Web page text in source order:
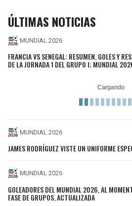
ÚLTIMAS NOTICIAS
MUNDIAL 2026
FRANCIA VS SENEGAL: RESUMEN, GOLES Y
DE LA JORNADA 1 DEL GRUPO I; MUNDIAL
MUNDIAL 2026
JAMES RODRÍGUEZ VISTE UN UNIFORME
MUNDIAL 2026
GOLEADORES DEL MUNDIAL 2026, AL
FASE DE GRUPOS, ACTUALIZADA